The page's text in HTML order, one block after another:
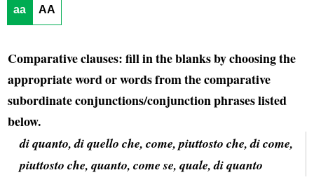
aa AA
Comparative clauses: fill in the blanks by choosing the
appropriate word or words from the comparative
subordinate conjunctions/conjunction phrases listed
below.
di quanto, di quello che, come, piuttosto che, di come,
piuttosto che, quanto, come se, quale, di quanto